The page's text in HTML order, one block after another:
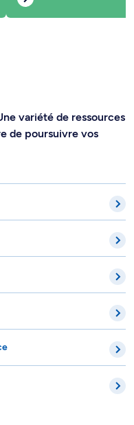
variété de ressources
de poursuivre vos